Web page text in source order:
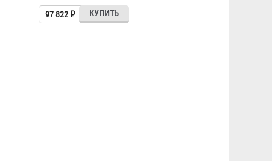
97 822 ₽